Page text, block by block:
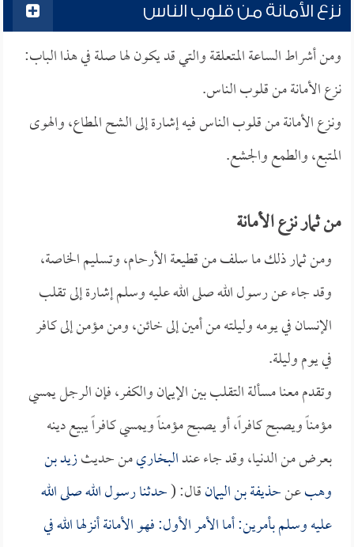
نزع الأمانة من قلوب الناس
ومن أشراط الساعة المتعلقة والتي قد يكون لها صلة في هذا الباب:
نزع الأمانة من قلوب الناس.
ونزع الأمانة من قلوب الناس فيه إشارة إلى الشح المطاع، والهوى
المتبع، والطمع والجشع.
من ثمار نزع الأمانة
ومن ثمار ذلك ما سلف من قطيعة الأرحام، وتسليم الخاصة،
وقد جاء عن رسول الله صلى الله عليه وسلم إشارة إلى تقلب
الإنسان في يومه وليلته من أمين إلى خائن، ومن مؤمن إلى كافر
في يوم وليلة.
وتقدم معنا مسألة التقلب بين الإيمان والكفر، فإن الرجل يمسي
مؤمناً ويصبح كافراً، أو يصبح مؤمناً ويمسي كافراً يبيع دينه
بعرض من الدنيا، وقد جاء عندالبخاريمن حديثزيد بن
وهبعنحذيفة بن اليمانقال: (حدثنا رسول الله صلى الله
عليه وسلم بأمرين: أما الأمر الأول: فهو الأمانة أنزلها الله في